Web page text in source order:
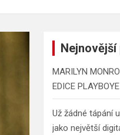
MARILYN
EDICE PLAYBOYE
Už žádné tápání
jako největší